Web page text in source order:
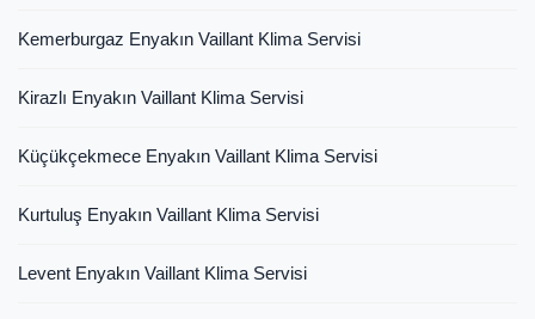
Kemerburgaz Enyakın Vaillant Klima Servisi
Kirazlı Enyakın Vaillant Klima Servisi
Küçükçekmece Enyakın Vaillant Klima Servisi
Kurtuluş Enyakın Vaillant Klima Servisi
Levent Enyakın Vaillant Klima Servisi